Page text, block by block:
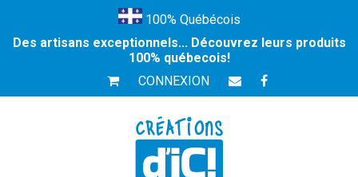
100% Québécois
Des artisans exceptionnels... Découvrez leurs produits
100% québecois!
CONNEXION